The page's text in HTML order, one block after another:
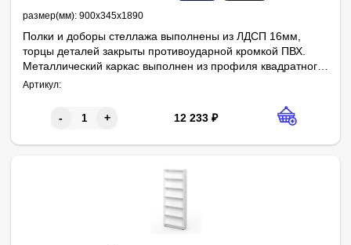
размер(мм): 900х345х1890
Полки и доборы стеллажа выполнены из ЛДСП 16мм,
торцы деталей закрыты противоударной кромкой ПВХ.
Металлический каркас выполнен из профиля квадратного
сечения 25х25 и 20х20 мм с толщиной стенок не менее
химическим и механическим воздействиям. На свободных
концах труб установлены заглушки из ударопрочных
Артикул:
- + 12 233 ₽